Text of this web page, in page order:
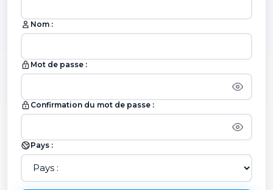
Nom :
Mot de passe :
Confirmation du mot de passe :
Pays :